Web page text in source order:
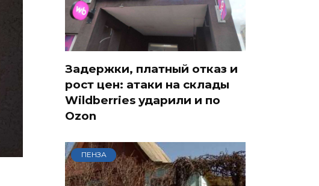
Задержки, платный отказ и
рост цен: атаки на склады
Wildberries ударили и по
Ozon
ПЕНЗА